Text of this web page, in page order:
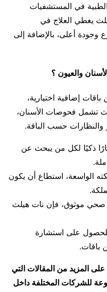
في المستشفيات
يغطي العلاج في
أعلى، بالإضافة إلى
والعيون ؟
إضافية اختيارية،
تشمل فحوصات الأسنان،
حسب الباقة.
ذكيًا لكل من يبحث عن
الواسعة، استطاع أن يكون
صحي موثوق، فإن نات هيلث
على استشارة
باقات.
على المزيد من المقالات التي
للشركات المختلفة داخل